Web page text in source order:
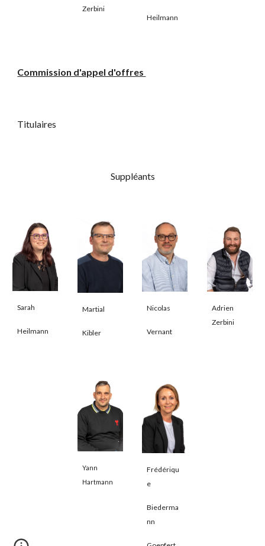
Zerbini
Heilmann
Commission d'appel d'offres
Titulaires
Suppléants
Sarah
Heilmann
Martial
Kibler
Nicolas
Vernant
Adrien
Zerbini
Yann
Hartmann
Frédériqu
e
Biederma
nn